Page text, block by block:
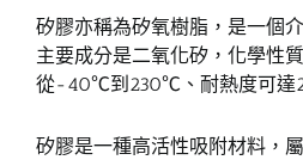
矽膠亦稱為矽氧樹脂，是一個
主要成分是二氧化矽，化學性
從-40℃到230℃、耐熱度可達
矽膠是一種高活性吸附材料，